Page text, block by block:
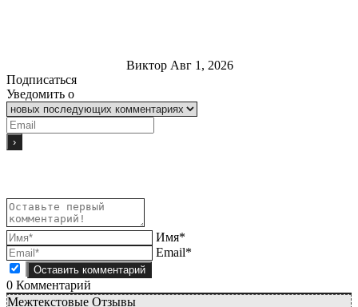
Виктор Авг 1, 2026
Подписаться
Уведомить о
Имя*
Email*
0 Комментарий
Межтекстовые Отзывы